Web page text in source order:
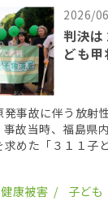
2026/
判決は
ども
事故に伴う放射
故当時、福島県
めた「３１１子
０２６年６月１
康被害 子ども